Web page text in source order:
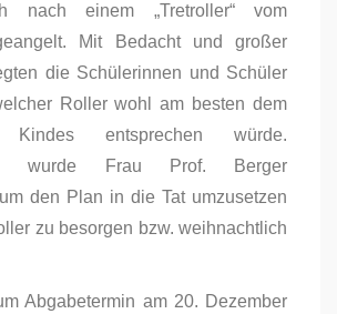
nach einem „Tretroller“ vom
Mit Bedacht und großer
die Schülerinnen und Schüler
Roller wohl am besten dem
entsprechen würde.
wurde Frau Prof. Berger
den Plan in die Tat umzusetzen
zu besorgen bzw. weihnachtlich
Abgabetermin am 20. Dezember